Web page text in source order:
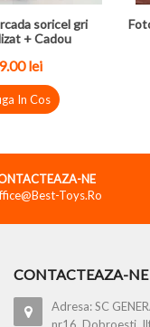
soricel gri
+ Cadou
lei
In Cos
NE
Toys.ro
CONTACTEAZA-NE
Adresa: SC